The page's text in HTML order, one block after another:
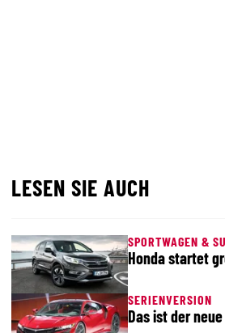
LESEN SIE AUCH
SPORTWAGEN &
Honda startet
SERIENVERSION
Das ist der neue